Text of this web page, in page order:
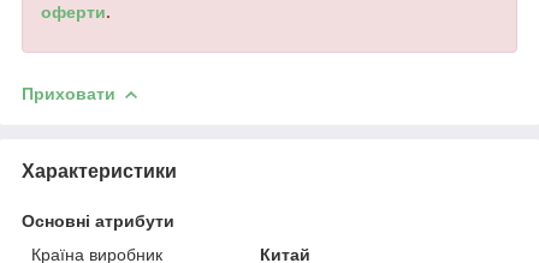
оферти.
Приховати
Характеристики
Основні атрибути
Країна виробник
Китай